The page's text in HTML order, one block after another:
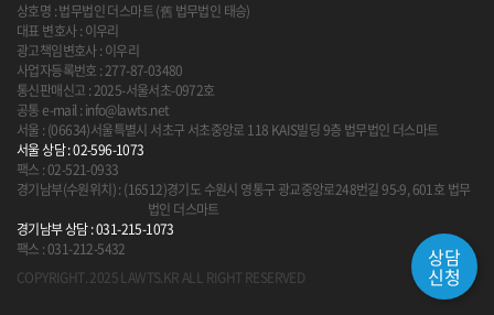
상담
신청
상호명 : 법무법인 더스마트 (舊 법무법인 태승)
대표 변호사 : 이우리
광고책임변호사 : 이우리
사업자등록번호 : 277-87-03480
통신판매신고 : 2025-서울서초-0972호
공통 e-mail : info@lawts.net
서울 : (06634)서울특별시 서초구 서초중앙로 118 KAIS빌딩 9층 법무법인 더스마트
서울 상담 : 02-596-1073
팩스 : 02-521-0933
경기남부(수원위치) : (16512)경기도 수원시 영통구 광교중앙로248번길 95-9, 601호 법무
법인 더스마트
경기남부 상담 : 031-215-1073
팩스 : 031-212-5432
COPYRIGHT. 2025 LAWTS.KR ALL RIGHT RESERVED